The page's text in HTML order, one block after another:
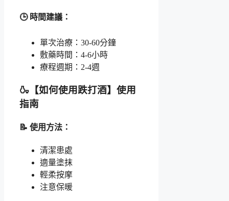
🕒 時間建議：
單次治療：30-60分鐘
敷藥時間：4-6小時
療程週期：2-4週
🍶【如何使用跌打酒】使用
指南
📝 使用方法：
清潔患處
適量塗抹
輕柔按摩
注意保暖